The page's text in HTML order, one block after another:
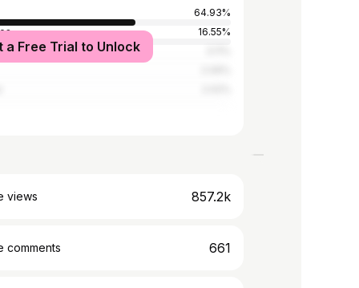
64.93%
16.55%
a Free Trial to Unlock
views 857.2k
comments 661